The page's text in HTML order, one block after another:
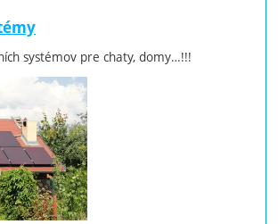
systémov pre chaty, domy…!!!